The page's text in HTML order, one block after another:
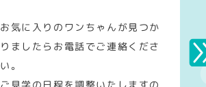
お気に入りのワンちゃんが見つか
りましたらお電話でご連絡くださ
い。